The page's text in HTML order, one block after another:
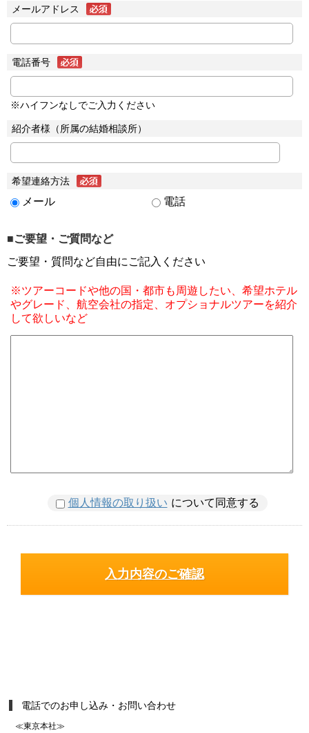
メールアドレス
電話番号
※ハイフンなしでご入力ください
紹介者様（所属の結婚相談所）
希望連絡方法
メール 電話
■ご要望・ご質問など
ご要望・質問など自由にご記入ください
※ツアーコードや他の国・都市も周遊したい、希望ホテル
やグレード、航空会社の指定、オプショナルツアーを紹介
して欲しいなど
個人情報の取り扱い について同意する
電話でのお申し込み・お問い合わせ
≪東京本社≫